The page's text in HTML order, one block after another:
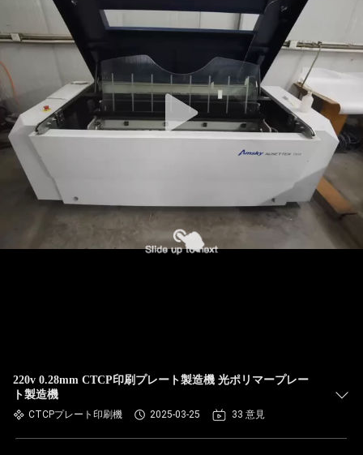
220v 0.28mm CTCP印刷プレート製造機 光ポリマープレー
ト製造機
CTCPプレート印刷機 2025-03-25 33 意見